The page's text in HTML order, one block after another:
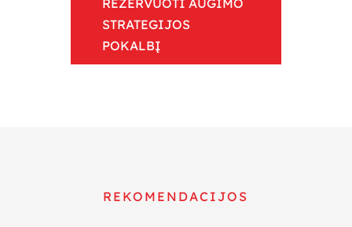
REZERVUOTI AUGIMO
STRATEGIJOS
POKALBĮ
REKOMENDACIJOS